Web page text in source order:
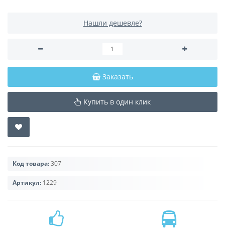
Нашли дешевле?
Заказать
Купить в один клик
Код товара:307
Артикул: 1229